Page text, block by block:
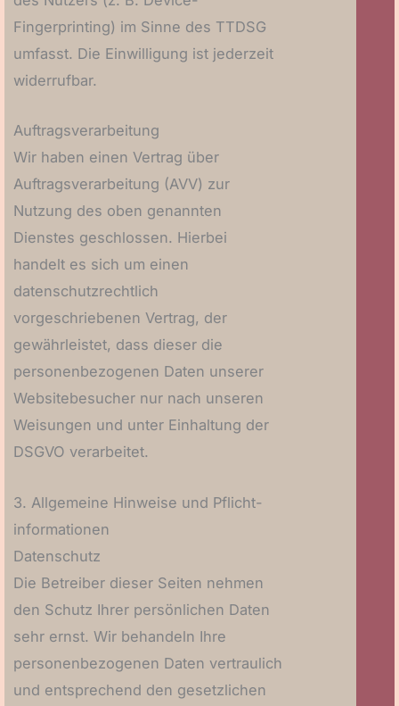
Fingerprinting) im Sinne des TTDSG
umfasst. Die Einwilligung ist jederzeit
widerrufbar.
Auftragsverarbeitung
Wir haben einen Vertrag über
Auftragsverarbeitung (AVV) zur
Nutzung des oben genannten
Dienstes geschlossen. Hierbei
handelt es sich um einen
datenschutzrechtlich
vorgeschriebenen Vertrag, der
gewährleistet, dass dieser die
personenbezogenen Daten unserer
Websitebesucher nur nach unseren
Weisungen und unter Einhaltung der
DSGVO verarbeitet.
3. Allgemeine Hinweise und Pflicht­
informationen
Datenschutz
Die Betreiber dieser Seiten nehmen
den Schutz Ihrer persönlichen Daten
sehr ernst. Wir behandeln Ihre
personenbezogenen Daten vertraulich
und entsprechend den gesetzlichen